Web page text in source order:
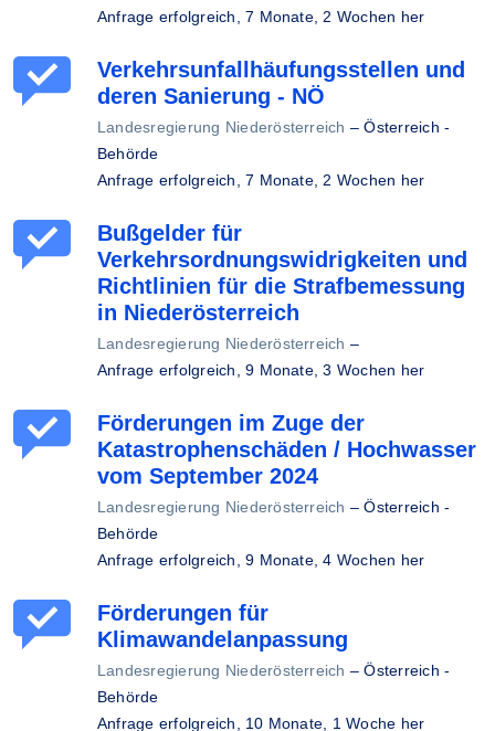
Anfrage erfolgreich,7 Monate, 2 Wochen her
Verkehrsunfallhäufungsstellen und
deren Sanierung - NÖ
Landesregierung Niederösterreich –Österreich -
Behörde
Anfrage erfolgreich,7 Monate, 2 Wochen her
Bußgelder für
Verkehrsordnungswidrigkeiten und
Richtlinien für die Strafbemessung
in Niederösterreich
Landesregierung Niederösterreich –
Anfrage erfolgreich,9 Monate, 3 Wochen her
Förderungen im Zuge der
Katastrophenschäden / Hochwasser
vom September 2024
Landesregierung Niederösterreich –Österreich -
Behörde
Anfrage erfolgreich,9 Monate, 4 Wochen her
Förderungen für
Klimawandelanpassung
Landesregierung Niederösterreich –Österreich -
Behörde
Anfrage erfolgreich, 10 Monate, 1 Woche her